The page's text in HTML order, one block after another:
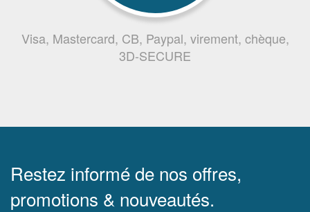
Visa, Mastercard, CB, Paypal, virement, chèque,
3D-SECURE
Restez informé de nos offres,
promotions & nouveautés.